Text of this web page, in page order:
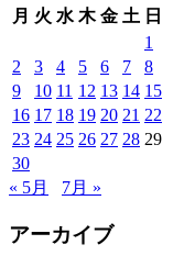
月 火 水 木 金 土 日
1
2
3 4 5 6 7
8
9
10 11 12 13 14 15
16 17 18 19 20 21 22
23 24 25 26 27 28 29
30
« 5月
7月 »
アーカイブ